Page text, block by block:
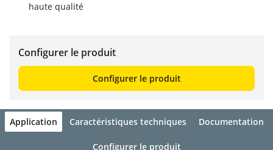
haute qualité
Configurer le produit
Configurer le produit
Application Caractéristiques techniques Documentation
Configurer le produit